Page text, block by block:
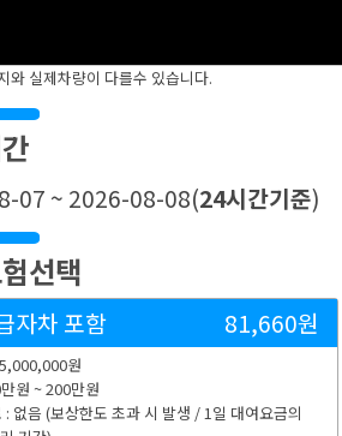
와 실제차량이 다를수 있습니다.
07 ~ 2026-08-08(24시간기준)
선택
자차 포함 81,660원
원
원 ~ 200만원
: 없음 (보상한도 초과 시 발생 / 1일 대여요금의